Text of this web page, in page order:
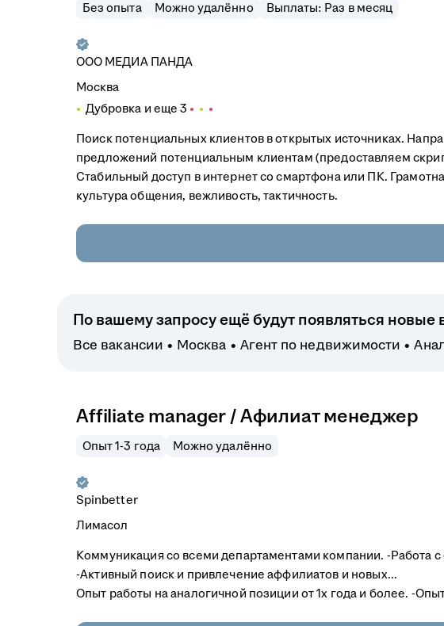
Без опыта Можно удалённо Выплаты: Раз в месяц
ООО МЕДИА ПАНДА
Москва
Дубровка и еще 3
Поиск потенциальных клиентов в открытых источниках.
предложений потенциальным клиентам (предоставляем
Стабильный доступ в интернет со смартфона или ПК.
культура общения, вежливость, тактичность.
По вашему запросу ещё будут появляться новые
Все вакансии Москва Агент по недвижимости
Affiliate manager / Афилиат менеджер
Опыт 1-3 года Можно удалённо
Spinbetter
Лимасол
Коммуникация со всеми департаментами компании. -Работа
-Активный поиск и привлечение аффилиатов и новых...
Опыт работы на аналогичной позиции от 1х года и более. -